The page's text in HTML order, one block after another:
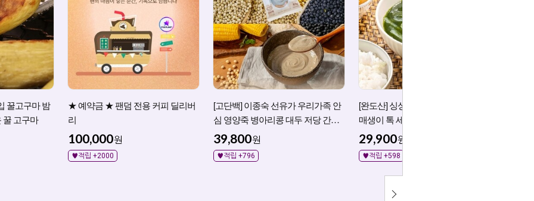
꿀고구마 밤
꿀 고구마
★ 예약금 ★ 팬덤 전용 커피 딜리버
리
100,000원
♥적립 +2000
[고단백] 이종숙 선유가 우리가족 안
심 영양죽 병아리콩 대두 저당 간편
죽 영양죽
39,800원
♥적립 +796
[완도산] 싱싱두툼 오세경 어부 완도
매생이 톡 세척 매생이 블럭 20팩
29,900원
♥적립 +598